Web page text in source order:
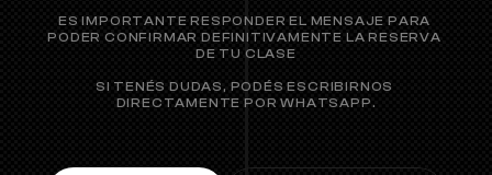
ES IMPORTANTE RESPONDER EL MENSAJE PARA
PODER CONFIRMAR DEFINITIVAMENTE LA RESERVA
DE TU CLASE
SI TENÉS DUDAS, PODÉS ESCRIBIRNOS
DIRECTAMENTE POR WHATSAPP.